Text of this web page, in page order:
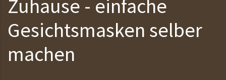
Zuhause - einfache
Gesichtsmasken selber
machen